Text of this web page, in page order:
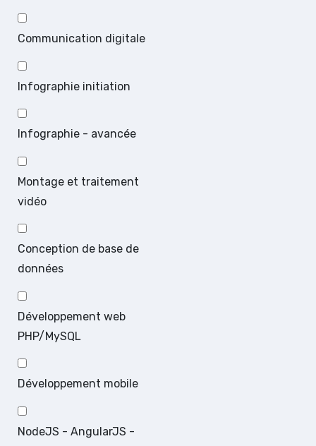
Communication digitale
Infographie initiation
Infographie - avancée
Montage et traitement
vidéo
Conception de base de
données
Développement web
PHP/MySQL
Développement mobile
NodeJS - AngularJS -